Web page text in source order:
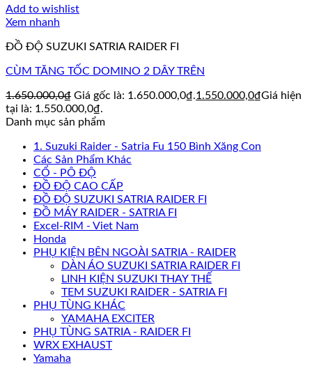
Add to wishlist
Xem nhanh
ĐỒ ĐỘ SUZUKI SATRIA RAIDER FI
CÙM TĂNG TỐC DOMINO 2 DÂY TRÊN
1.650.000,0₫ Giá gốc là: 1.650.000,0₫.1.550.000,0₫Giá hiện
tại là: 1.550.000,0₫.
Danh mục sản phẩm
1. Suzuki Raider - Satria Fu 150 Bình Xăng Con
Các Sản Phẩm Khác
CỔ - PÔ ĐỘ
ĐỒ ĐỘ CAO CẤP
ĐỒ ĐỘ SUZUKI SATRIA RAIDER FI
ĐỒ MÁY RAIDER - SATRIA FI
Excel-RIM - Viet Nam
Honda
PHỤ KIỆN BÊN NGOÀI SATRIA - RAIDER
DÀN ÁO SUZUKI SATRIA RAIDER FI
LINH KIỆN SUZUKI THAY THẾ
TEM SUZUKI RAIDER - SATRIA FI
PHỤ TÙNG KHÁC
YAMAHA EXCITER
PHỤ TÙNG SATRIA - RAIDER FI
WRX EXHAUST
Yamaha